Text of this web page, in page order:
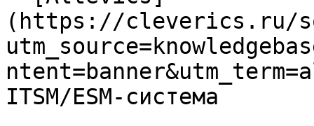
(https://cleverics.ru/
ITSM/ESM-система